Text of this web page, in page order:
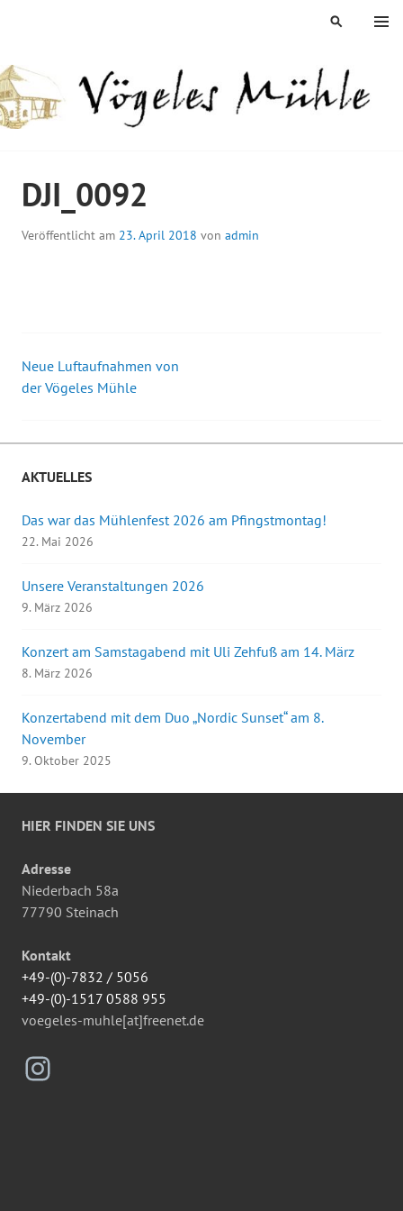
MENÜ
SUCHEN
DJI_0092
Veröffentlicht am 23. April 2018 von admin
Beitrags-
Neue Luftaufnahmen von
der Vögeles Mühle
AKTUELLES
Das war das Mühlenfest 2026 am Pfingstmontag!
22. Mai 2026
Unsere Veranstaltungen 2026
9. März 2026
Konzert am Samstagabend mit Uli Zehfuß am 14. März
8. März 2026
Konzertabend mit dem Duo „Nordic Sunset“ am 8.
November
9. Oktober 2025
HIER FINDEN SIE UNS
Adresse
Niederbach 58a
77790 Steinach
Kontakt
+49-(0)-7832 / 5056
+49-(0)-1517 0588 955
voegeles-muhle[at]freenet.de
Instagram